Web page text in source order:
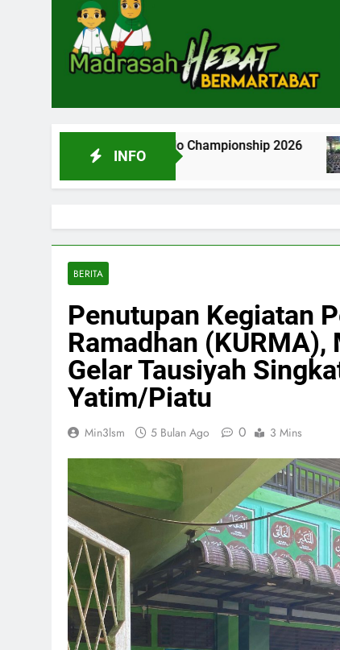
INFO
Taekwondo Championship 2026
2 Bulan Ago
BERITA
Penutupan Kegiatan
Ramadhan
Gelar Tausiyah
Yatim/Piatu
Min3lsm 5 Bulan Ago 0 3 Mins